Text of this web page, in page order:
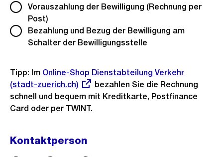
Vorauszahlung der Bewilligung (Rechnung per
Post)
Bezahlung und Bezug der Bewilligung am
Schalter der Bewilligungsstelle
Tipp: Im Externer
Link:
Online-Shop Dienstabteilung Verkehr
(stadt-zuerich.ch)
bezahlen Sie die Rechnung
schnell und bequem mit Kreditkarte, Postfinance
Card oder per TWINT.
Kontaktperson